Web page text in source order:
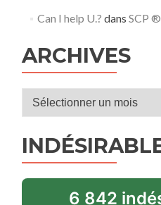
Can I help U.? dans SCP
ARCHIVES
Archives
6 842